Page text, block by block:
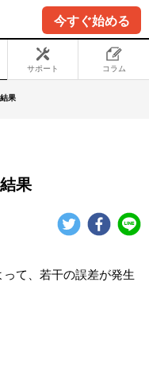
今すぐ始める
サポート コラム
果
果
て、若干の誤差が発生